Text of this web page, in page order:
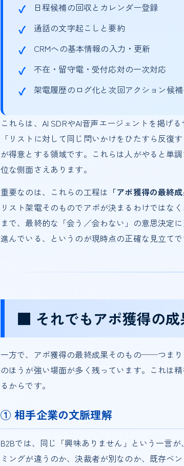
日程候補の回収とカレンダー登録
通話の文字起こしと要約
CRMへの基本情報の入力・更新
不在・留守電・受付応対の一次対応
架電履歴のログ化と次回アクション候
これらは、AI SDRやAI音声エージェントを掲げ
「リストに対して同じ問いかけをひたすら反復
が得意とする領域です。これらは人がやると単
位な側面さえあります。
重要なのは、これらの工程は 「アポ獲得の最終
リスト架電そのものでアポが決まるわけではな
まで、最終的な「会う／会わない」の意思決定
進んでいる、というのが現時点の正確な見立てで
■ それでもアポ獲得の成
一方で、アポ獲得の最終成果そのもの──つま
のほうが強い場面が多く残っています。これは
るからです。
① 相手企業の文脈理解
B2Bでは、同じ「興味ありません」という一言
ミングが違うのか、決裁者が別なのか、既存ベ